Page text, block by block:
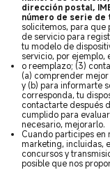
dirección postal,
número de serie
solicitemos, para que
de servicio para
tu modelo de
servicio, por ejemplo,
o reemplazo; (3)
(a) comprender
y (b) para informarte
corresponda, tu
contactarte después
cumplido para
necesario, mejorarlo.
Cuando participes
marketing, incluidas,
concursos y
posible que nos